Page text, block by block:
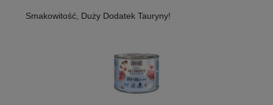
Smakowitość, Duży Dodatek Tauryny!